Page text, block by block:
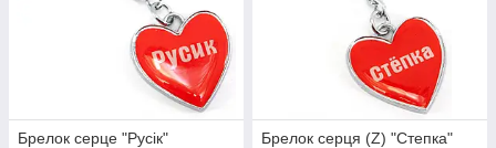
Брелок серце "Русік"
Брелок серця (Z) "Степка"